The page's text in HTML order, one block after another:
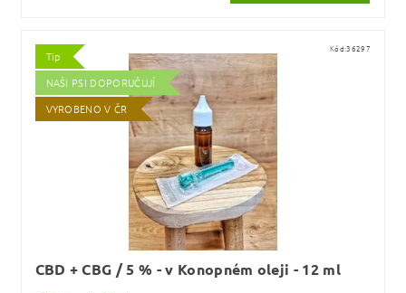
Tip
NAŠI PSI DOPORUČUJÍ
VYROBENO V ČR
Kód:36297
CBD + CBG / 5 % - v Konopném oleji - 12 ml